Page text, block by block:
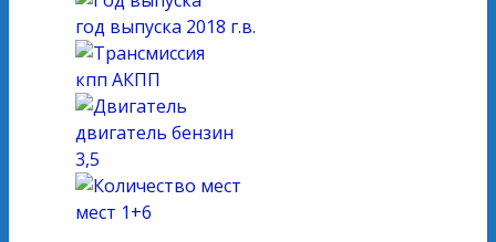
год выпуска 2018 г.в.
кпп АКПП
двигатель бензин
3,5
мест 1+6